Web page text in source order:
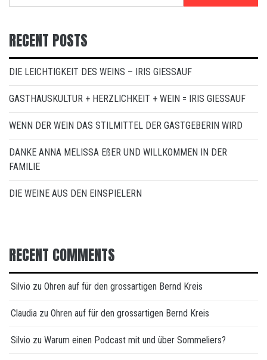
RECENT POSTS
DIE LEICHTIGKEIT DES WEINS – IRIS GIESSAUF
GASTHAUSKULTUR + HERZLICHKEIT + WEIN = IRIS GIESSAUF
WENN DER WEIN DAS STILMITTEL DER GASTGEBERIN WIRD
DANKE ANNA MELISSA EßER UND WILLKOMMEN IN DER
FAMILIE
DIE WEINE AUS DEN EINSPIELERN
RECENT COMMENTS
Silvio zu Ohren auf für den grossartigen Bernd Kreis
Claudia zu Ohren auf für den grossartigen Bernd Kreis
Silvio zu Warum einen Podcast mit und über Sommeliers?